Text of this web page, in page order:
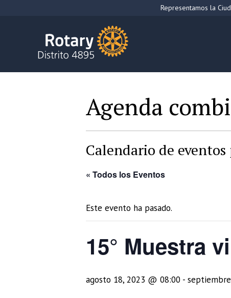
Representamos la
Agenda
Calendario de
« Todos los Eventos
Este evento ha pasado.
15° Muestra
agosto 18, 2023 @ 08:00 -